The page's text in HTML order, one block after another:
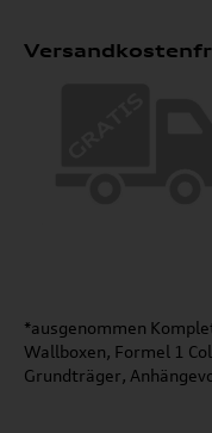
*ausgenommen
Wallboxen, Formel 1
Grundträger,